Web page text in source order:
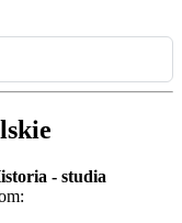
- studia